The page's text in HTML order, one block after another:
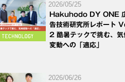
2026/05/25
Hakuhodo DY ONE
告技術研究所レポート
2 酷暑テックで挑む、気
変動への「適応」
2026/06/26